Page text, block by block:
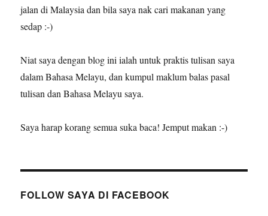
jalan di Malaysia dan bila saya nak cari makanan yang
sedap :-)
Niat saya dengan blog ini ialah untuk praktis tulisan saya
dalam Bahasa Melayu, dan kumpul maklum balas pasal
tulisan dan Bahasa Melayu saya.
Saya harap korang semua suka baca! Jemput makan :-)
FOLLOW SAYA DI FACEBOOK